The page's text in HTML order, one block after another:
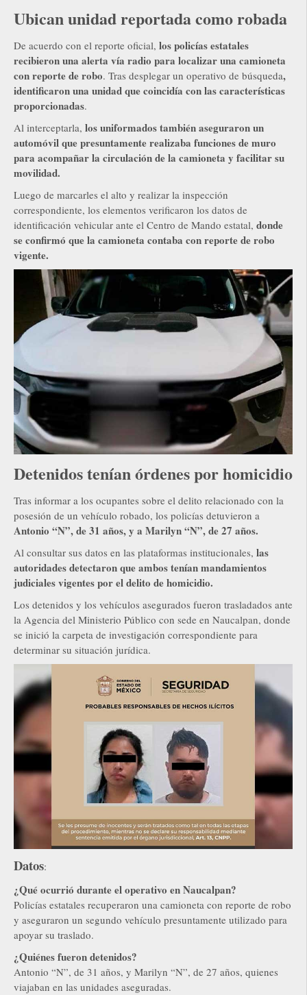
Ubican unidad reportada como robada
De acuerdo con el reporte oficial, los policías estatales
recibieron una alerta vía radio para localizar una camioneta
con reporte de robo. Tras desplegar un operativo de búsqueda,
identificaron una unidad que coincidía con las características
proporcionadas.
Al interceptarla, los uniformados también aseguraron un
automóvil que presuntamente realizaba funciones de muro
para acompañar la circulación de la camioneta y facilitar su
movilidad.
Luego de marcarles el alto y realizar la inspección
correspondiente, los elementos verificaron los datos de
identificación vehicular ante el Centro de Mando estatal, donde
se confirmó que la camioneta contaba con reporte de robo
vigente.
Detenidos tenían órdenes por homicidio
Tras informar a los ocupantes sobre el delito relacionado con la
posesión de un vehículo robado, los policías detuvieron a
Antonio “N”, de 31 años, y a Marilyn “N”, de 27 años.
Al consultar sus datos en las plataformas institucionales, las
autoridades detectaron que ambos tenían mandamientos
judiciales vigentes por el delito de homicidio.
Los detenidos y los vehículos asegurados fueron trasladados ante
la Agencia del Ministerio Público con sede en Naucalpan, donde
se inició la carpeta de investigación correspondiente para
determinar su situación jurídica.
Datos:
¿Qué ocurrió durante el operativo en Naucalpan?
Policías estatales recuperaron una camioneta con reporte de robo
y aseguraron un segundo vehículo presuntamente utilizado para
apoyar su traslado.
¿Quiénes fueron detenidos?
Antonio “N”, de 31 años, y Marilyn “N”, de 27 años, quienes
viajaban en las unidades aseguradas.